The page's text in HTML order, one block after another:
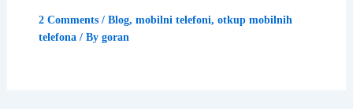
2 Comments / Blog, mobilni telefoni, otkup mobilnih
telefona/ By goran